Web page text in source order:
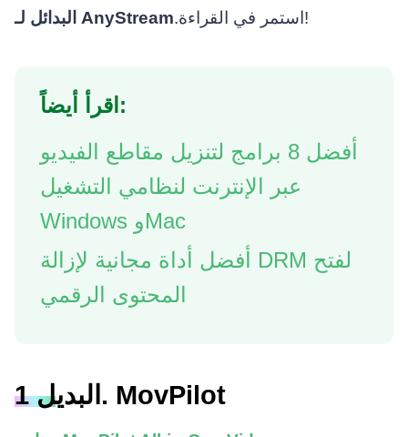
البدائل لـ AnyStream
.استمر في القراءة!
اقرأ أيضاً:
أفضل 8 برامج لتنزيل مقاطع الفيديو
عبر الإنترنت لنظامي التشغيل
Windows وMac
أفضل أداة مجانية لإزالة DRM لفتح
المحتوى الرقمي
البديل 1. MovPilot